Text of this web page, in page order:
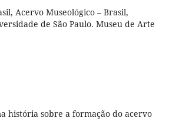
Acervo Museológico – Brasil,
de São Paulo. Museu de Arte
história sobre a formação do acervo